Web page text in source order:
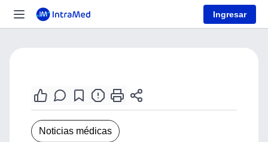
Ingresar
Noticias médicas